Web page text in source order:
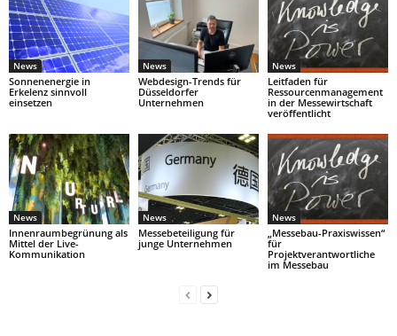
News
Sonnenenergie in
Erkelenz sinnvoll
einsetzen
News
Webdesign-Trends für
Düsseldorfer
Unternehmen
News
Leitfaden für
Ressourcenmanagement
in der Messewirtschaft
veröffentlicht
News
Innenraumbegrünung als
Mittel der Live-
Kommunikation
News
Messebeteiligung für
junge Unternehmen
News
„Messebau-Praxiswissen“
für
Projektverantwortliche
im Messebau